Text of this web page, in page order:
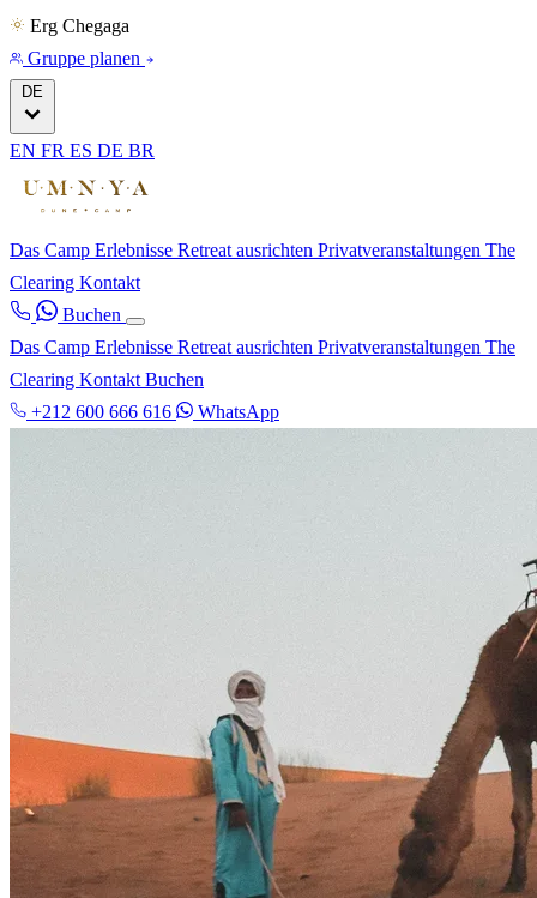
Erg Chegaga
Gruppe planen
DE
EN FR ES DE BR
Das Camp Erlebnisse Retreat ausrichten Privatveranstaltungen The
Clearing Kontakt
Buchen
Das Camp Erlebnisse Retreat ausrichten Privatveranstaltungen The
Clearing Kontakt Buchen
+212 600 666 616
WhatsApp